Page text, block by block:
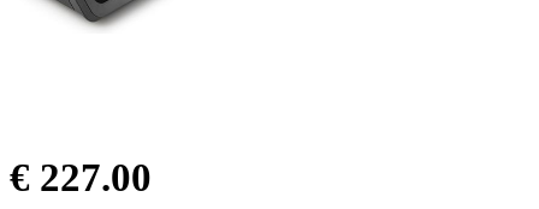
€ 227.00